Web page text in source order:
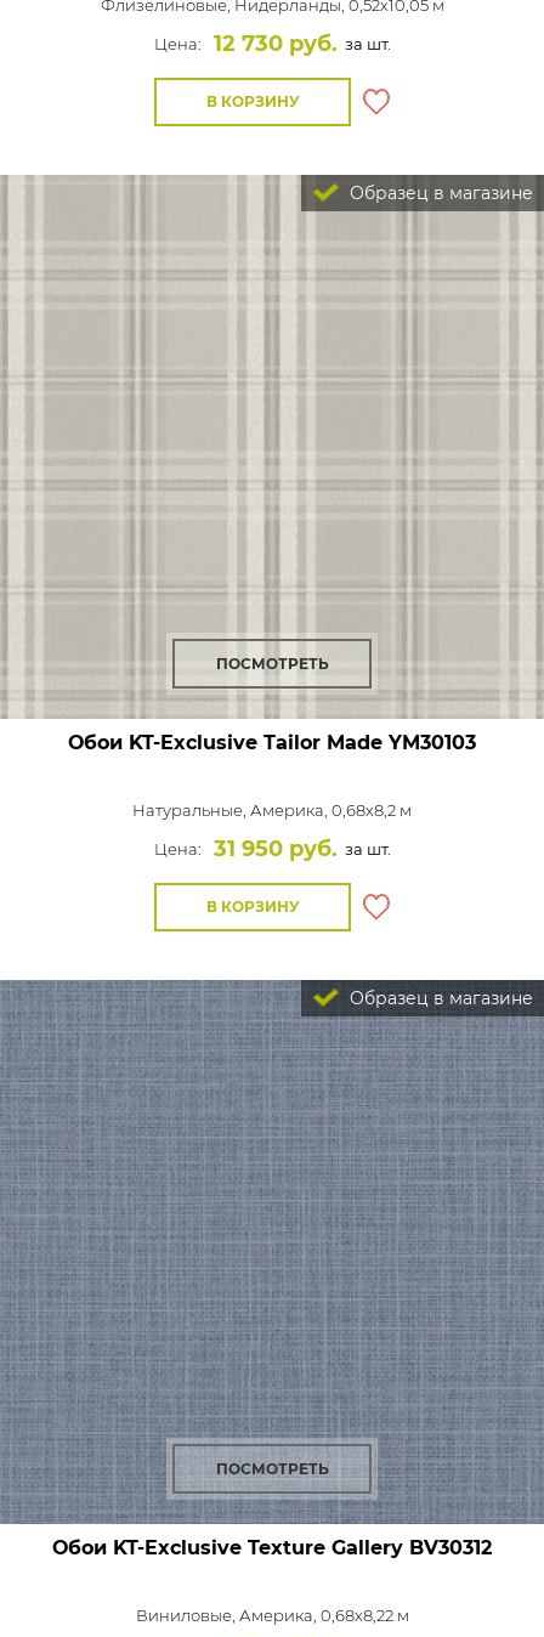
Флизелиновые, Нидерланды, 0,52x10,05 м
Цена:
12 730 руб. за шт.
В КОРЗИНУ
Образец в магазине
ПОСМОТРЕТЬ
Обои KT-Exclusive Tailor Made YM30103
Натуральные, Америка, 0,68x8,2 м
Цена:
31 950 руб. за шт.
В КОРЗИНУ
Образец в магазине
ПОСМОТРЕТЬ
Обои KT-Exclusive Texture Gallery BV30312
Виниловые, Америка, 0,68x8,22 м